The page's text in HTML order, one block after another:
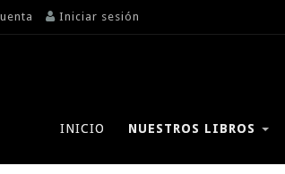
Iniciar sesión
INICIO NUESTROS LIBROS